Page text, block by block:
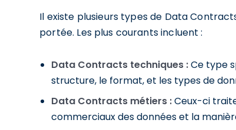
Il existe plusieurs types de Data
portée. Les plus courants incluent :
Data Contracts techniques :Ce type
structure, le format, et les types de
Data Contracts métiers :Ceux-ci
commerciaux des données et la